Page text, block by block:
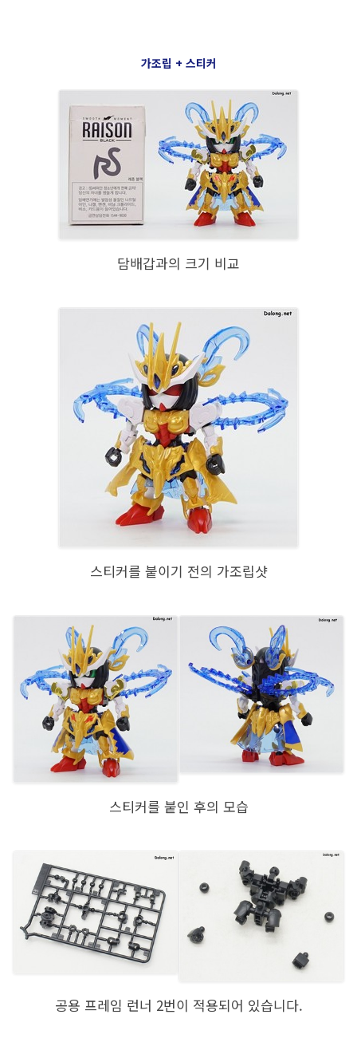
가조립 + 스티커
담배갑과의 크기 비교
스티커를 붙이기 전의 가조립샷
스티커를 붙인 후의 모습
공용 프레임 런너 2번이 적용되어 있습니다.